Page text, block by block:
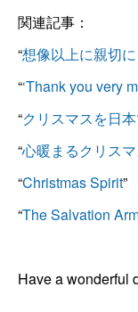
関連記事：
“想像以上に親切
“‘Thank you very
“クリスマスを日
“心暖まるクリス
“Christmas Spirit”
“The Salvation
Have a wonderful